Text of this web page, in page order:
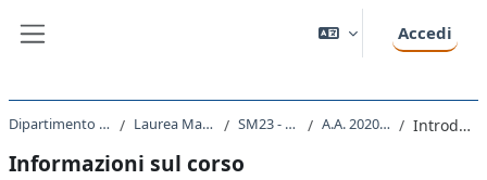
Accedi
Dipartimento di Fisica Laurea Magistrale SM23 - FISICA A.A. 2020 - 2021 Introduzione
Informazioni sul corso